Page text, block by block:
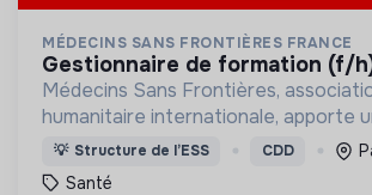
MÉDECINS SANS FRONTIÈRES FRANCE
gestionnaire de formation (f/
Médecins Sans Frontières,
humanitaire internationale, apporte
médicale à des populations dont la
menacée.
💡 Structure de l’ESS CDD
Santé